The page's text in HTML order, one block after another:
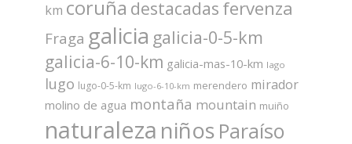
km coruña destacadas fervenza
Fraga galicia galicia-0-5-km
galicia-6-10-km galicia-mas-10-km lago
lugo lugo-0-5-km lugo-6-10-km merendero mirador
molino de agua montaña mountain muiño
naturaleza niños Paraíso